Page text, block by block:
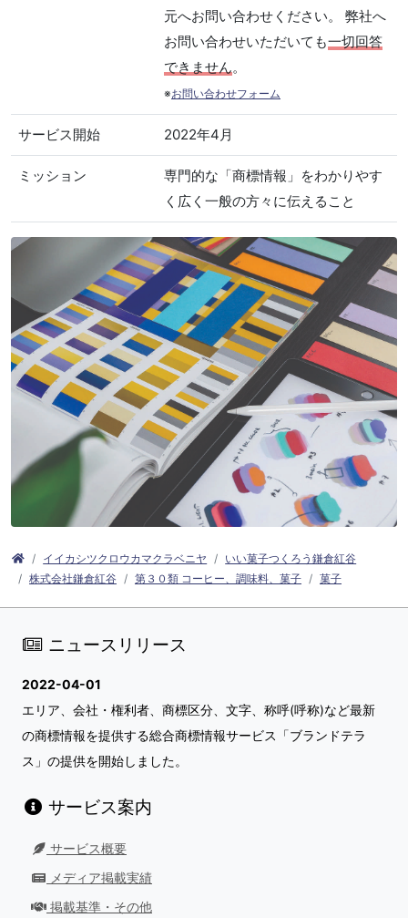
元へお問い合わせください。 弊社へ
お問い合わせいただいても一切回答
できません。
※お問い合わせフォーム
サービス開始 2022年4月
ミッション
専門的な「商標情報」をわかりやす
く広く一般の方々に伝えること
イイカシツクロウカマクラベニヤ
いい菓子つくろう鎌倉紅谷
株式会社鎌倉紅谷
第３０類 コーヒー、調味料、菓子 菓子
ニュースリリース
2022-04-01
エリア、会社・権利者、商標区分、文字、称呼(呼称)など最新
の商標情報を提供する総合商標情報サービス「ブランドテラ
ス」の提供を開始しました。
サービス案内
サービス概要
メディア掲載実績
掲載基準・その他